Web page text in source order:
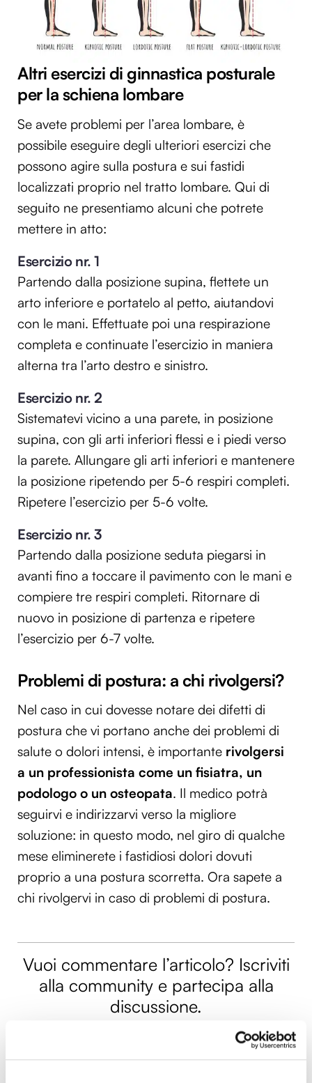
Altri esercizi di ginnastica posturale
per la schiena lombare
Se avete problemi per l’area lombare, è
possibile eseguire degli ulteriori esercizi che
possono agire sulla postura e sui fastidi
localizzati proprio nel tratto lombare. Qui di
seguito ne presentiamo alcuni che potrete
mettere in atto:
Esercizio nr. 1
Partendo dalla posizione supina, flettete un
arto inferiore e portatelo al petto, aiutandovi
con le mani. Effettuate poi una respirazione
completa e continuate l’esercizio in maniera
alterna tra l’arto destro e sinistro.
Esercizio nr. 2
Sistematevi vicino a una parete, in posizione
supina, con gli arti inferiori flessi e i piedi verso
la parete. Allungare gli arti inferiori e mantenere
la posizione ripetendo per 5-6 respiri completi.
Ripetere l’esercizio per 5-6 volte.
Esercizio nr. 3
Partendo dalla posizione seduta piegarsi in
avanti fino a toccare il pavimento con le mani e
compiere tre respiri completi. Ritornare di
nuovo in posizione di partenza e ripetere
l’esercizio per 6-7 volte.
Problemi di postura: a chi rivolgersi?
Nel caso in cui dovesse notare dei difetti di
postura che vi portano anche dei problemi di
salute o dolori intensi, è importante rivolgersi
a un professionista come un fisiatra, un
podologo o un osteopata. Il medico potrà
seguirvi e indirizzarvi verso la migliore
soluzione: in questo modo, nel giro di qualche
mese eliminerete i fastidiosi dolori dovuti
proprio a una postura scorretta. Ora sapete a
chi rivolgervi in caso di problemi di postura.
Vuoi commentare l’articolo? Iscriviti
alla community e partecipa alla
discussione.
Cocooners è una community che aggrega
persone appassionate, piene di interessi e